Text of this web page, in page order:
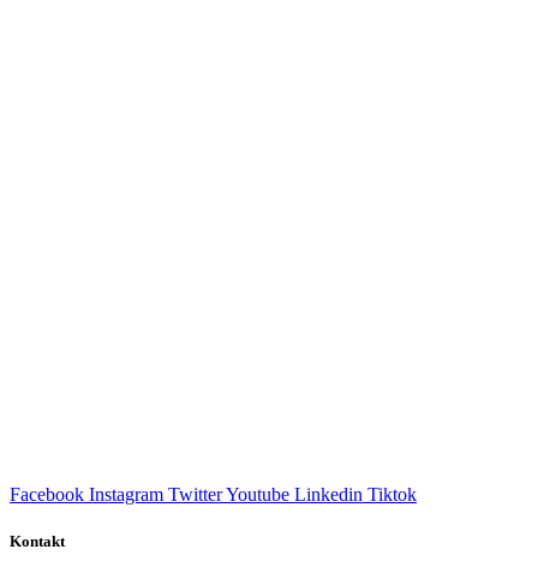
Facebook Instagram TwitterYoutube Linkedin Tiktok
Kontakt